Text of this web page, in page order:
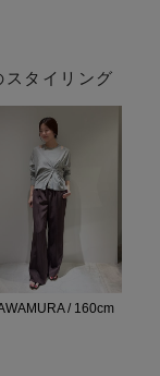
タイリング
/ 160cm